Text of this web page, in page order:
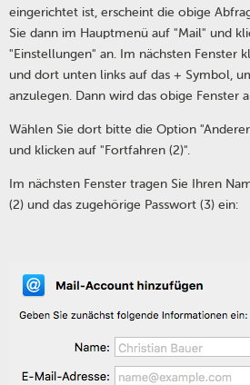
eingerichtet ist, erscheint die obige
Sie dann im Hauptmenü auf "Mail" und
"Einstellungen" an. Im nächsten Fenster
und dort unten links auf das + Symbol,
anzulegen. Dann wird das obige Fenster
Wählen Sie dort bitte die Option
und klicken auf "Fortfahren (2)".
Im nächsten Fenster tragen Sie Ihren
(2) und das zugehörige Passwort (3) ein: